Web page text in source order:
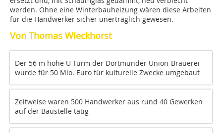
werden. Ohne eine Winterbauheizung wären diese Arbeiten
für die Handwerker sicher unerträglich gewesen.
Von Thomas Wieckhorst
Der 56 m hohe U-Turm der Dortmunder Union-Brauerei
wurde für 50 Mio. Euro für kulturelle Zwecke umgebaut
Zeitweise waren 500 Handwerker aus rund 40 Gewerken
auf der Baustelle tätig